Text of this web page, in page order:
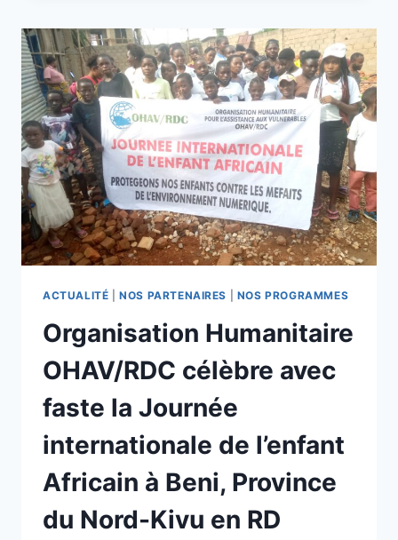
DE
MAÏS
ET
RIZ
NERICA
ACTUALITÉ |NOS PARTENAIRES NOS PROGRAMMES
Organisation Humanitaire
OHAV/RDC célèbre avec
faste la Journée
internationale de l’enfant
Africain à Beni, Province
du Nord-Kivu en RD